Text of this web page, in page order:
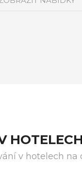
v hotelech na